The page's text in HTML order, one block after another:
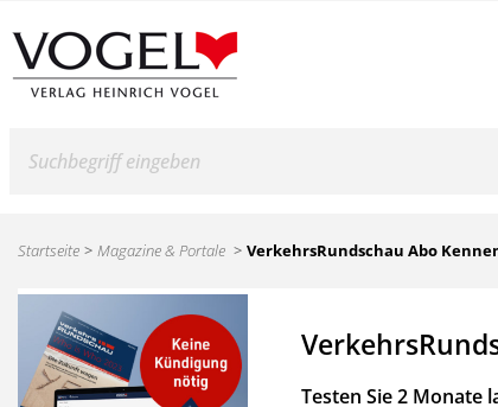
Startseite Magazine & Portale VerkehrsRundschau Abo
Testen Sie 2 Monate